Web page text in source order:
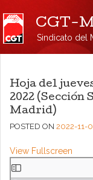
CGT-
Sindicato del
Hoja del
2022 (Sección
Madrid)
POSTED ON 2022-11-
View Fullscreen
Saltar
al